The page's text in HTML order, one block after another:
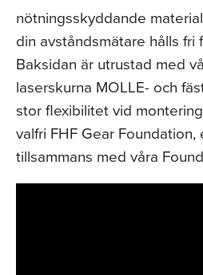
nötningsskyddande
din avståndsmätare hålls fri
Baksidan är utrustad med
laserskurna MOLLE- och
stor flexibilitet vid
valfri FHF Gear
tillsammans med våra